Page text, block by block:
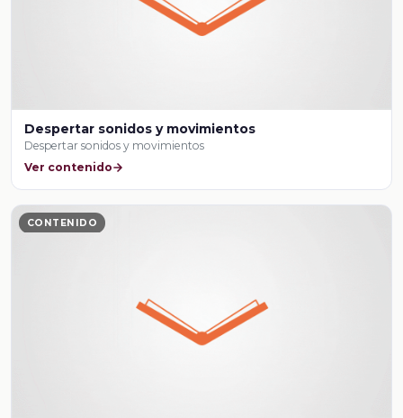
Despertar sonidos y movimientos
Despertar sonidos y movimientos
Ver contenido
CONTENIDO